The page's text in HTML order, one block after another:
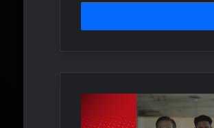
Olmayan